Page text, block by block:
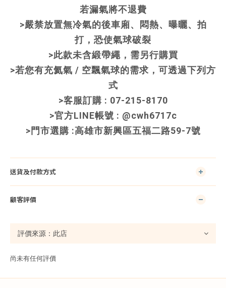
若漏氣將不退費
>嚴禁放置無冷氣的後車廂、悶熱、曝曬、拍
打，恐使氣球破裂
>此款未含緞帶繩，需另行購買
>若您有充氦氣 / 空飄氣球的需求，可透過下列方
式
>客服訂購 : 07-215-8170
>官方LINE帳號 : @cwh6717c
>門市選購 :高雄市新興區五福二路59-7號
送貨及付款方式
顧客評價
尚未有任何評價